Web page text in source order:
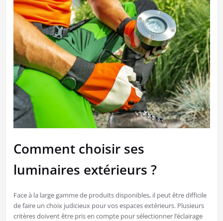
Comment choisir ses
luminaires extérieurs ?
Face à la large gamme de produits disponibles, il peut être difficile
de faire un choix judicieux pour vos espaces extérieurs. Plusieurs
critères doivent être pris en compte pour sélectionner l’éclairage